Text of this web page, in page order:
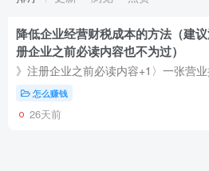
降低企业经营财税成本的方法（建
册企业之前必读内容也不为过）
怎么赚钱
26天前